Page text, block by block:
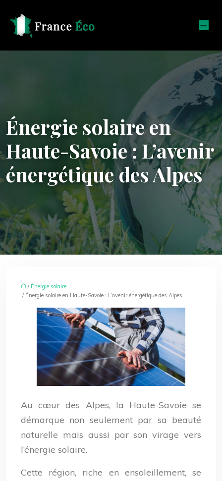
Énergie solaire en
Haute-Savoie : L’avenir
énergétique des Alpes
/ Énergie solaire
/ Énergie solaire en Haute-Savoie : L’avenir énergétique des Alpes
Au cœur des Alpes, la Haute-Savoie se
démarque non seulement par sa beauté
naturelle mais aussi par son virage vers
l’énergie solaire.
Cette région, riche en ensoleillement, se